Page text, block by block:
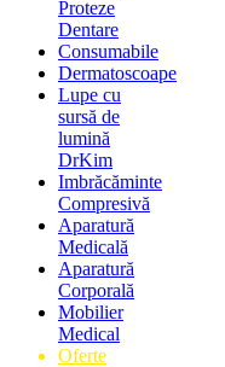
Proteze
Dentare
Consumabile
Dermatoscoape
Lupe cu
sursă de
lumină
DrKim
Imbrăcăminte
Compresivă
Aparatură
Medicală
Aparatură
Corporală
Mobilier
Medical
Oferte